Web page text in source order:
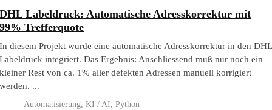
DHL Labeldruck: Automatische Adresskorrektur mit
99% Trefferquote
In diesem Projekt wurde eine automatische Adresskorrektur in den DHL
Labeldruck integriert. Das Ergebnis: Anschliessend muß nur noch ein
kleiner Rest von ca. 1% aller defekten Adressen manuell korrigiert
werden. ...
Automatisierung,KI / AI,Python